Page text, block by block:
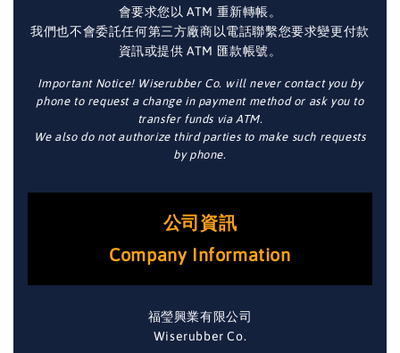
會要求您以 ATM 重新轉帳。
我們也不會委託任何第三方廠商以電話聯繫您要求變更付款
資訊或提供 ATM 匯款帳號。
Important Notice! Wiserubber Co. will never contact you by
phone to request a change in payment method or ask you to
transfer funds via ATM.
We also do not authorize third parties to make such requests
by phone.
公司資訊
Company Information
福瑩興業有限公司
Wiserubber Co.